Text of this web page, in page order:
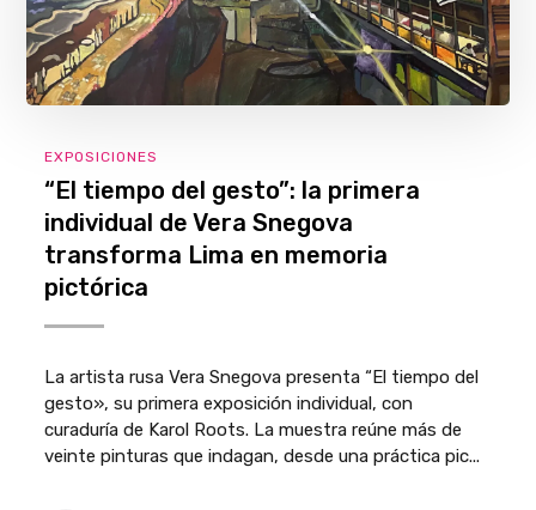
EXPOSICIONES
“El tiempo del gesto”: la primera
individual de Vera Snegova
transforma Lima en memoria
pictórica
La artista rusa Vera Snegova presenta “El tiempo del
gesto», su primera exposición individual, con
curaduría de Karol Roots. La muestra reúne más de
veinte pinturas que indagan, desde una práctica pic...